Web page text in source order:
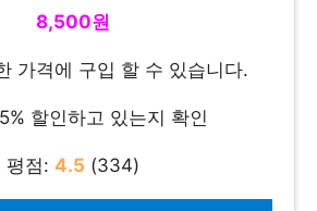
8,500원
가격에 구입 할 수 있습니다.
할인하고 있는지 확인
평점: 4.5 (334)